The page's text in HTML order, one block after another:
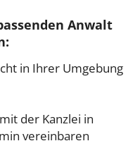
Anwalt
in Ihrer Umgebung
der Kanzlei in
vereinbaren